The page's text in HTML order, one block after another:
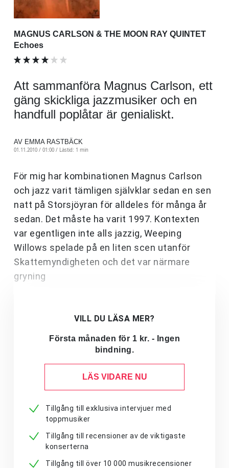
MAGNUS CARLSON & THE MOON RAY QUINTET
Echoes
Att sammanföra Magnus Carlson, ett
gäng skickliga jazzmusiker och en
handfull poplåtar är genialiskt.
AV EMMA RASTBÄCK
01.11.2010 / 01:00 / Lästid: 1 min
För mig har kombinationen Magnus Carlson
och jazz varit tämligen självklar sedan en sen
natt på Storsjöyran för alldeles för många år
sedan. Det måste ha varit 1997. Kontexten
var egentligen inte alls jazzig, Weeping
Willows spelade på en liten scen utanför
Skattemyndigheten och det var närmare
gryning
VILL DU LÄSA MER?
Första månaden för 1 kr. - Ingen
bindning.
LÄS VIDARE NU
Tillgång till exklusiva intervjuer med
toppmusiker
Tillgång till recensioner av de viktigaste
konserterna
Tillgång till över 10 000 musikrecensioner